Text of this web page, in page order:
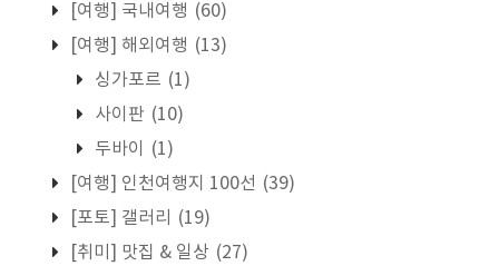
[여행] 국내여행 (60)
[여행] 해외여행 (13)
싱가포르 (1)
사이판 (10)
두바이
(1)
[여행] 인천여행지 100선 (39)
[포토] 갤러리
(19)
[취미] 맛집 & 일상 (27)